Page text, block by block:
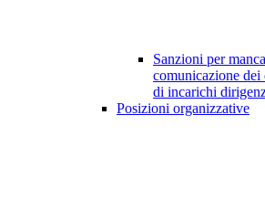
Sanzioni per
comunicazione dei
di incarichi
Posizioni organizzative